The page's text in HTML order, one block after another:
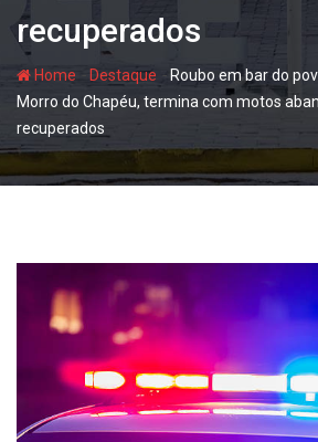
recuperados
Home - Destaque - Roubo em bar do
Morro do Chapéu, termina com motos
recuperados